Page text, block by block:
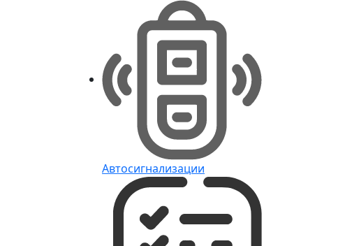
Автосигнализации